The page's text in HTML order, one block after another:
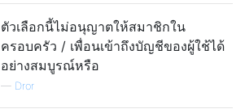
ตัวเลือกนี้ไม่อนุญาตให้สมาชิกใน
ครอบครัว / เพื่อนเข้าถึงบัญชีของผู้ใช้ได้
อย่างสมบูรณ์หรือ
— Dror